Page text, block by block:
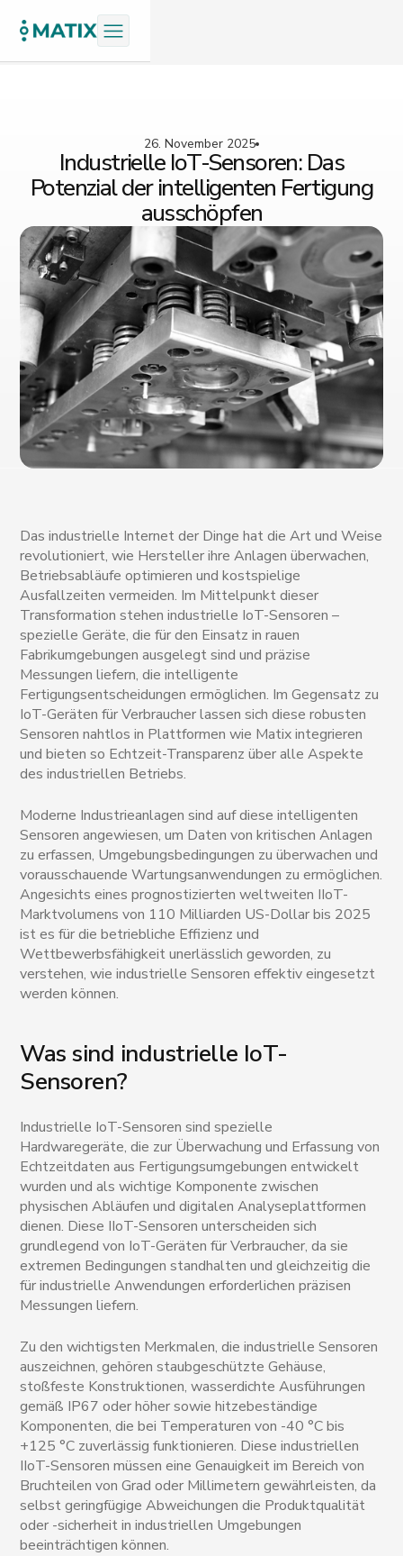
26. November 2025
Industrielle IoT-Sensoren: Das
Potenzial der intelligenten Fertigung
ausschöpfen
Das industrielle Internet der Dinge hat die Art und Weise
revolutioniert, wie Hersteller ihre Anlagen überwachen,
Betriebsabläufe optimieren und kostspielige
Ausfallzeiten vermeiden. Im Mittelpunkt dieser
Transformation stehen industrielle IoT-Sensoren –
spezielle Geräte, die für den Einsatz in rauen
Fabrikumgebungen ausgelegt sind und präzise
Messungen liefern, die intelligente
Fertigungsentscheidungen ermöglichen. Im Gegensatz zu
IoT-Geräten für Verbraucher lassen sich diese robusten
Sensoren nahtlos in Plattformen wie Matix integrieren
und bieten so Echtzeit-Transparenz über alle Aspekte
des industriellen Betriebs.
Moderne Industrieanlagen sind auf diese intelligenten
Sensoren angewiesen, um Daten von kritischen Anlagen
zu erfassen, Umgebungsbedingungen zu überwachen und
vorausschauende Wartungsanwendungen zu ermöglichen.
Angesichts eines prognostizierten weltweiten IIoT-
Marktvolumens von 110 Milliarden US-Dollar bis 2025
ist es für die betriebliche Effizienz und
Wettbewerbsfähigkeit unerlässlich geworden, zu
verstehen, wie industrielle Sensoren effektiv eingesetzt
werden können.
Was sind industrielle IoT-
Sensoren?
Industrielle IoT-Sensoren sind spezielle
Hardwaregeräte, die zur Überwachung und Erfassung von
Echtzeitdaten aus Fertigungsumgebungen entwickelt
wurden und als wichtige Komponente zwischen
physischen Abläufen und digitalen Analyseplattformen
dienen. Diese IIoT-Sensoren unterscheiden sich
grundlegend von IoT-Geräten für Verbraucher, da sie
extremen Bedingungen standhalten und gleichzeitig die
für industrielle Anwendungen erforderlichen präzisen
Messungen liefern.
Zu den wichtigsten Merkmalen, die industrielle Sensoren
auszeichnen, gehören staubgeschützte Gehäuse,
stoßfeste Konstruktionen, wasserdichte Ausführungen
gemäß IP67 oder höher sowie hitzebeständige
Komponenten, die bei Temperaturen von -40 °C bis
+125 °C zuverlässig funktionieren. Diese industriellen
IIoT-Sensoren müssen eine Genauigkeit im Bereich von
Bruchteilen von Grad oder Millimetern gewährleisten, da
selbst geringfügige Abweichungen die Produktqualität
oder -sicherheit in industriellen Umgebungen
beeinträchtigen können.